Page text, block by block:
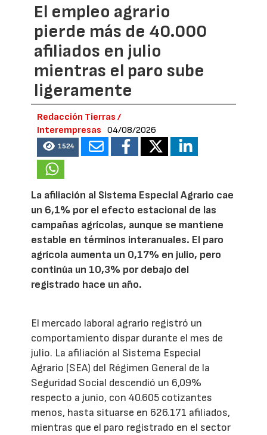
El empleo agrario
pierde más de 40.000
afiliados en julio
mientras el paro sube
ligeramente
Redacción Tierras /
Interempresas
04/08/2026
1524
La afiliación al Sistema Especial Agrario cae
un 6,1% por el efecto estacional de las
campañas agrícolas, aunque se mantiene
estable en términos interanuales. El paro
agrícola aumenta un 0,17% en julio, pero
continúa un 10,3% por debajo del
registrado hace un año.
El mercado laboral agrario registró un
comportamiento dispar durante el mes de
julio. La afiliación al Sistema Especial
Agrario (SEA) del Régimen General de la
Seguridad Social descendió un 6,09%
respecto a junio, con 40.605 cotizantes
menos, hasta situarse en 626.171 afiliados,
mientras que el paro registrado en el sector